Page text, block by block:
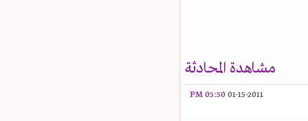
مشاهدة المحادثة
01-15-2011
05:50 PM